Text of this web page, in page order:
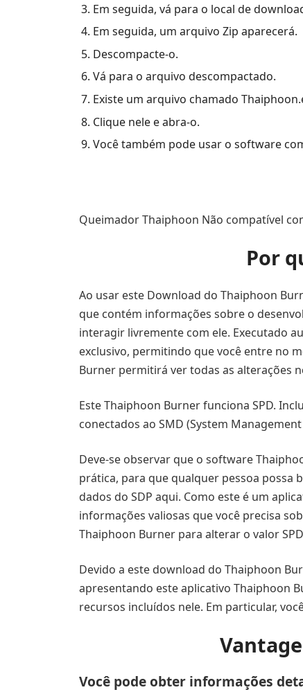
Em seguida, vá para o local de
Em seguida, um arquivo Zip aparecerá.
Descompacte-o.
Vá para o arquivo descompactado.
Existe um arquivo chamado
Clique nele e abra-o.
Você também pode usar o software
Queimador Thaiphoon Não compatível
Por
Ao usar este Download do Thaiphoon
que contém informações sobre o
interagir livremente com ele. Executado
exclusivo, permitindo que você entre no
Burner permitirá ver todas as alterações
Este Thaiphoon Burner funciona SPD.
conectados ao SMD (System
Deve-se observar que o software
prática, para que qualquer pessoa possa
dados do SDP aqui. Como este é um
informações valiosas que você precisa
Thaiphoon Burner para alterar o valor
Devido a este download do Thaiphoon
apresentando este aplicativo Thaiphoon
recursos incluídos nele. Em particular,
Você pode obter informações